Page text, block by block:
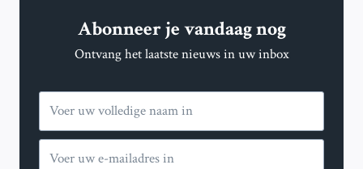
Abonneer je vandaag nog
Ontvang het laatste nieuws in uw inbox